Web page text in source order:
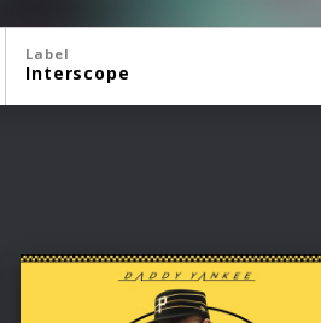
Label
Interscope